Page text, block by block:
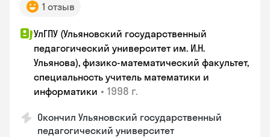
1 отзыв
УлГПУ (Ульяновский государственный
педагогический университет им. И.Н.
Ульянова), физико-математический факультет,
специальность учитель математики и
информатики • 1998 г.
Окончил Ульяновский государственный
педагогический университет